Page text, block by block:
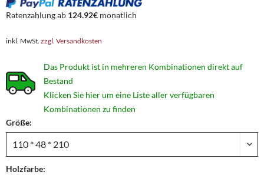
Ratenzahlung ab 124.92€ monatlich
inkl. MwSt. zzgl. Versandkosten
Das Produkt ist in mehreren Kombinationen direkt auf
Bestand
Klicken Sie hier um eine Liste aller verfügbaren
Kombinationen zu finden
Größe:
Holzfarbe: